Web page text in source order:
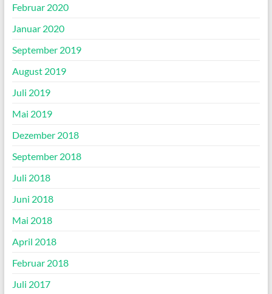
Februar 2020
Januar 2020
September 2019
August 2019
Juli 2019
Mai 2019
Dezember 2018
September 2018
Juli 2018
Juni 2018
Mai 2018
April 2018
Februar 2018
Juli 2017